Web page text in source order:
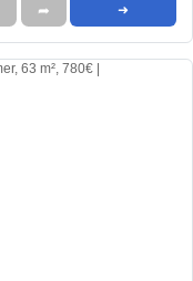
➦ ➜